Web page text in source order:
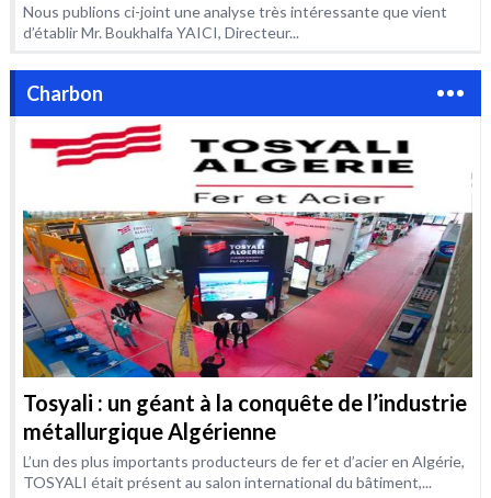
Nous publions ci-joint une analyse très intéressante que vient
d’établir Mr. Boukhalfa YAICI, Directeur...
Charbon
Tosyali : un géant à la conquête de l’industrie
métallurgique Algérienne
L’un des plus importants producteurs de fer et d’acier en Algérie,
TOSYALI était présent au salon international du bâtiment,...